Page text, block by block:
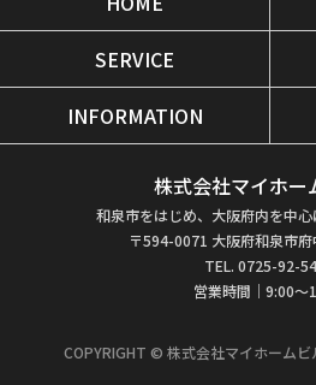
SERVICE
INFORMATION
株式会社マイホー
和泉市をはじめ、大阪府内を中
〒594-0071 大阪府和泉市
TEL. 0725-92-
営業時間｜9:00～
COPYRIGHT © 株式会社マイホーム